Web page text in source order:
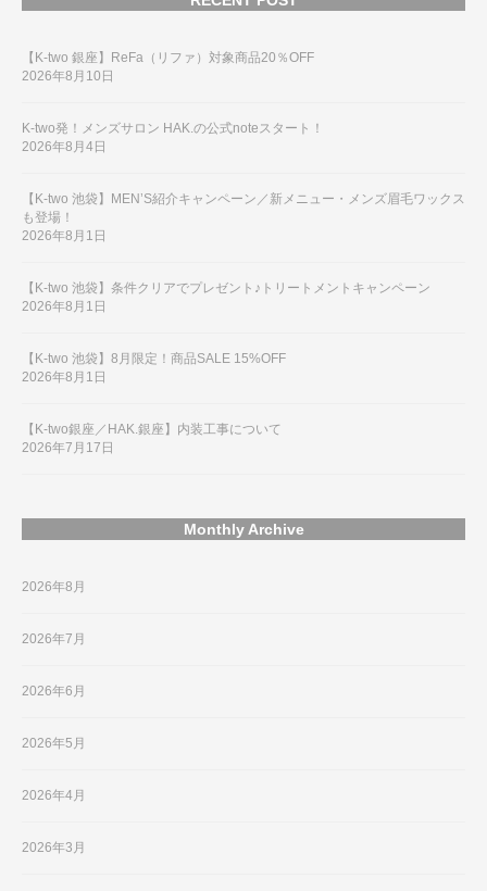
【K-two 銀座】ReFa（リファ）対象商品20％OFF
2026年8月10日
K-two発！メンズサロン HAK.の公式noteスタート！
2026年8月4日
【K-two 池袋】MEN’S紹介キャンペーン／新メニュー・メンズ眉毛ワックス
も登場！
2026年8月1日
【K-two 池袋】条件クリアでプレゼント♪トリートメントキャンペーン
2026年8月1日
【K-two 池袋】8月限定！商品SALE 15%OFF
2026年8月1日
【K-two銀座／HAK.銀座】内装工事について
2026年7月17日
Monthly Archive
2026年8月
2026年7月
2026年6月
2026年5月
2026年4月
2026年3月